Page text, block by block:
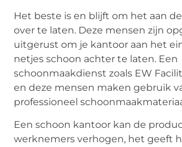
Het beste is en blijft om het aan
over te laten. Deze mensen zijn
uitgerust om je kantoor aan het
netjes schoon achter te laten. Een
schoonmaakdienst zoals EW
en deze mensen maken gebruik
professioneel
Een schoon kantoor kan de
werknemers verhogen, het geeft